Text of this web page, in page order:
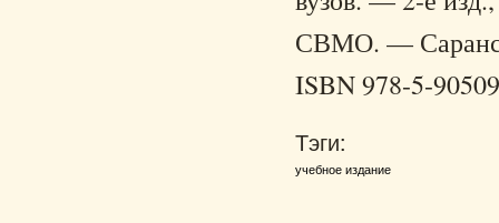
СВМО. —
ISBN 978-5-
Тэги:
учебное издание